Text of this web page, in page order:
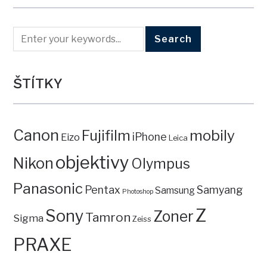
ŠTÍTKY
Canon Eizo Fujifilm iPhone Leica mobily
Nikon objektivy Olympus
Panasonic Pentax Photoshop SamsungSamyang
Sigma SonyTamron Zeiss ZonerZ
PRAXE